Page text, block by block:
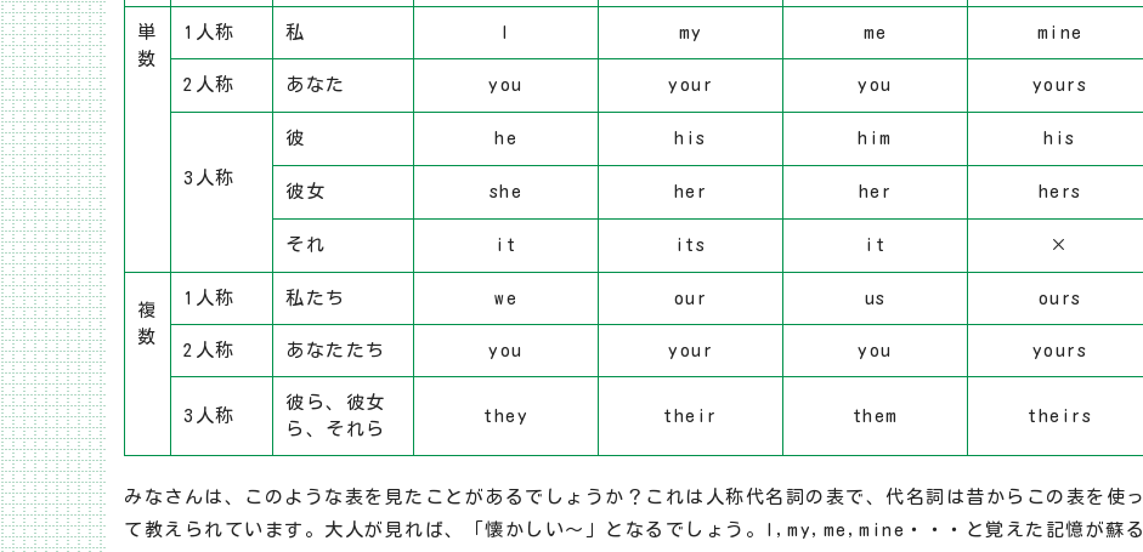
単
数
1人称 私 I my me mine
2人称 あなた you your you yours
3人称
彼 he his him his
彼女 she her her hers
それ it its it ×
複
数
1人称 私たち we our us ours
2人称 あなたたち you your you yours
3人称
彼ら、彼女
ら、それら
they their them theirs
みなさんは、このような表を見たことがあるでしょうか？これは人称代名詞の表で、代名詞は昔からこの表を使っ
て教えられています。大人が見れば、「懐かしい～」となるでしょう。I,my,me,mine・・・と覚えた記憶が蘇る